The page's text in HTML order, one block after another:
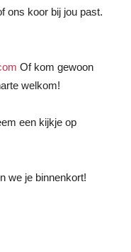
ons koor bij jou past.
Of kom gewoon
welkom!
een kijkje op
we je binnenkort!